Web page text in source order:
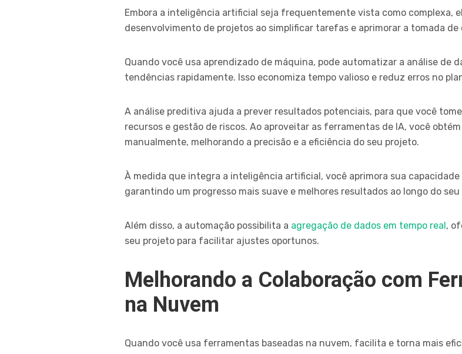
Embora a inteligência artificial seja frequentemente vista como complexa,
desenvolvimento de projetos ao simplificar tarefas e aprimorar a tomada de
Quando você usa aprendizado de máquina, pode automatizar a análise de
tendências rapidamente. Isso economiza tempo valioso e reduz erros no
A análise preditiva ajuda a prever resultados potenciais, para que você
recursos e gestão de riscos. Ao aproveitar as ferramentas de IA, você
manualmente, melhorando a precisão e a eficiência do seu projeto.
À medida que integra a inteligência artificial, você aprimora sua
garantindo um progresso mais suave e melhores resultados ao longo do
Além disso, a automação possibilita a agregação de dados em tempo real,
seu projeto para facilitar ajustes oportunos.
Melhorando a Colaboração com
na Nuvem
Quando você usa ferramentas baseadas na nuvem, facilita e torna mais